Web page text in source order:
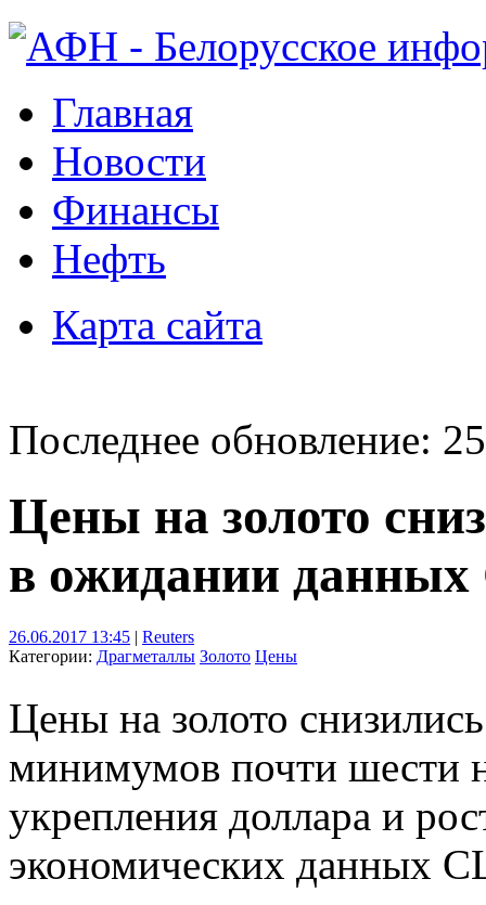
Главная
Новости
Финансы
Нефть
Карта сайта
Последнее обновление:
Цены на золото
в ожидании
26.06.2017 13:45 | Reuters
Категории: Драгметаллы Золото Цены
Цены на золото
минимумов почти шести
укрепления доллара и
экономических данных